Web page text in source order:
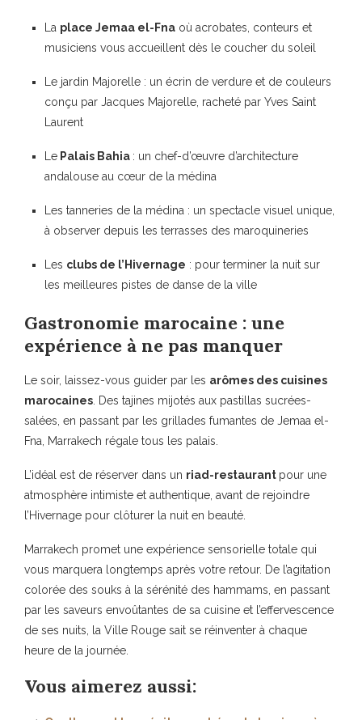
La place Jemaa el-Fna où acrobates, conteurs et
musiciens vous accueillent dès le coucher du soleil
Le jardin Majorelle : un écrin de verdure et de couleurs
conçu par Jacques Majorelle, racheté par Yves Saint
Laurent
Le Palais Bahia : un chef-d’œuvre d’architecture
andalouse au cœur de la médina
Les tanneries de la médina : un spectacle visuel unique,
à observer depuis les terrasses des maroquineries
Les clubs de l’Hivernage : pour terminer la nuit sur
les meilleures pistes de danse de la ville
Gastronomie marocaine : une
expérience à ne pas manquer
Le soir, laissez-vous guider par les arômes des cuisines
marocaines . Des tajines mijotés aux pastillas sucrées-
salées, en passant par les grillades fumantes de Jemaa el-
Fna, Marrakech régale tous les palais.
L’idéal est de réserver dans un riad-restaurant pour une
atmosphère intimiste et authentique, avant de rejoindre
l’Hivernage pour clôturer la nuit en beauté.
Marrakech promet une expérience sensorielle totale qui
vous marquera longtemps après votre retour. De l’agitation
colorée des souks à la sérénité des hammams, en passant
par les saveurs envoûtantes de sa cuisine et l’effervescence
de ses nuits, la Ville Rouge sait se réinventer à chaque
heure de la journée.
Vous aimerez aussi: